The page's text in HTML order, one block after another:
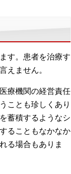
す。患者を治療す
えません。
療機関の経営責任
ことも珍しくあり
蓄積するようなシ
ることもなかなか
る場合もありま